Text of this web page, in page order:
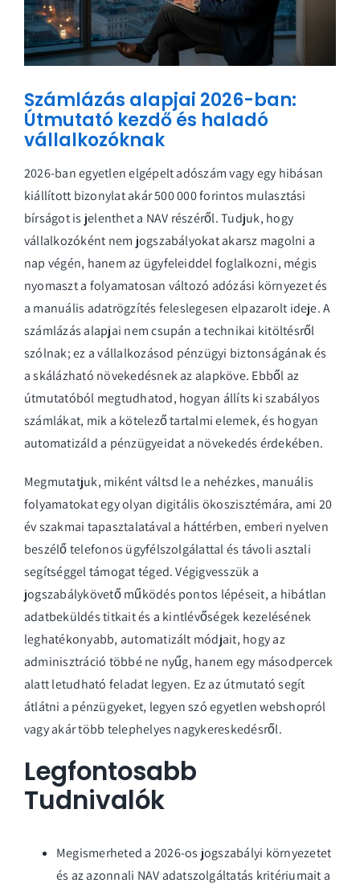
Számlázás alapjai 2026-ban:
Útmutató kezdő és haladó
vállalkozóknak
2026-ban egyetlen elgépelt adószám vagy egy hibásan
kiállított bizonylat akár 500 000 forintos mulasztási
bírságot is jelenthet a NAV részéről. Tudjuk, hogy
vállalkozóként nem jogszabályokat akarsz magolni a
nap végén, hanem az ügyfeleiddel foglalkozni, mégis
nyomaszt a folyamatosan változó adózási környezet és
a manuális adatrögzítés feleslegesen elpazarolt ideje. A
számlázás alapjai nem csupán a technikai kitöltésről
szólnak; ez a vállalkozásod pénzügyi biztonságának és
a skálázható növekedésnek az alapköve. Ebből az
útmutatóból megtudhatod, hogyan állíts ki szabályos
számlákat, mik a kötelező tartalmi elemek, és hogyan
automatizáld a pénzügyeidat a növekedés érdekében.
Megmutatjuk, miként váltsd le a nehézkes, manuális
folyamatokat egy olyan digitális ökoszisztémára, ami 20
év szakmai tapasztalatával a háttérben, emberi nyelven
beszélő telefonos ügyfélszolgálattal és távoli asztali
segítséggel támogat téged. Végigvesszük a
jogszabálykövető működés pontos lépéseit, a hibátlan
adatbeküldés titkait és a kintlévőségek kezelésének
leghatékonyabb, automatizált módjait, hogy az
adminisztráció többé ne nyűg, hanem egy másodpercek
alatt letudható feladat legyen. Ez az útmutató segít
átlátni a pénzügyeket, legyen szó egyetlen webshopról
vagy akár több telephelyes nagykereskedésről.
Legfontosabb
Tudnivalók
Megismerheted a 2026-os jogszabályi környezetet
és az azonnali NAV adatszolgáltatás kritériumait a